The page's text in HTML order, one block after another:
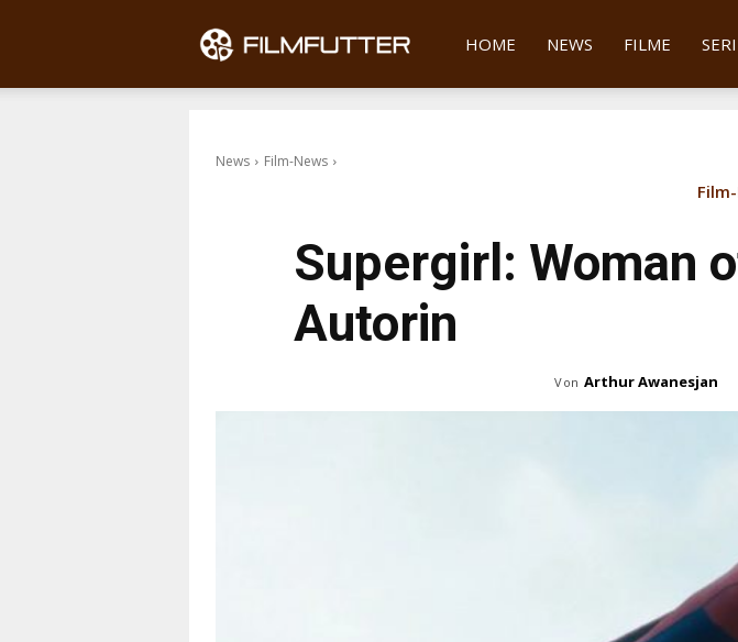
Filmfutter
HOME NEWS FILME
News Film-News
Supergirl: Woman
Autorin
Von Arthur Awanesjan